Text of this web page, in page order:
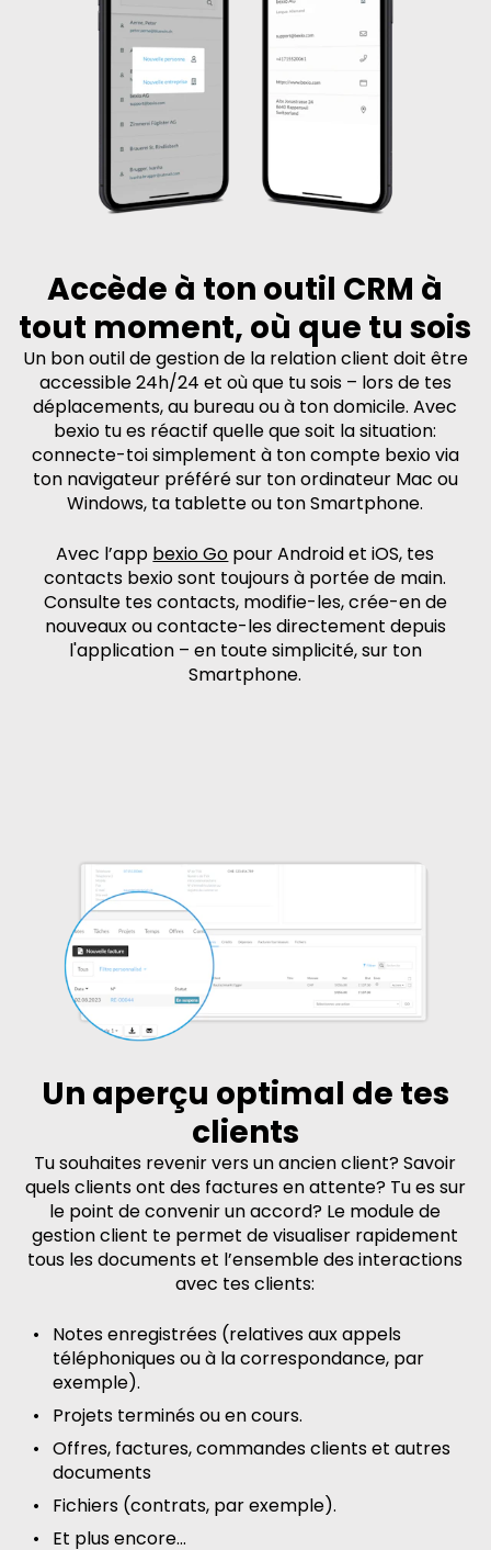
Accède à ton outil CRM à
tout moment, où que tu sois
Un bon outil de gestion de la relation client doit être
accessible 24h/24 et où que tu sois – lors de tes
déplacements, au bureau ou à ton domicile. Avec
bexio tu es réactif quelle que soit la situation:
connecte-toi simplement à ton compte bexio via
ton navigateur préféré sur ton ordinateur Mac ou
Windows, ta tablette ou ton Smartphone.
Avec l’app bexio Go pour Android et iOS, tes
contacts bexio sont toujours à portée de main.
Consulte tes contacts, modifie-les, crée-en de
nouveaux ou contacte-les directement depuis
l'application – en toute simplicité, sur ton
Smartphone.
Un aperçu optimal de tes
clients
Tu souhaites revenir vers un ancien client? Savoir
quels clients ont des factures en attente? Tu es sur
le point de convenir un accord? Le module de
gestion client te permet de visualiser rapidement
tous les documents et l’ensemble des interactions
avec tes clients:
Notes enregistrées (relatives aux appels
téléphoniques ou à la correspondance, par
exemple).
Projets terminés ou en cours.
Offres, factures, commandes clients et autres
documents
Fichiers (contrats, par exemple).
Et plus encore...